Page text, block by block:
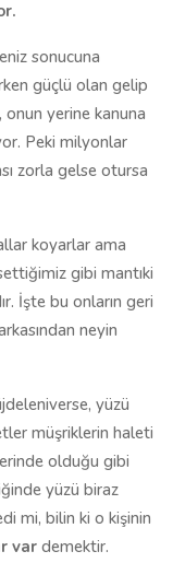
sonucuna
güçlü olan gelip
yerine kanuna
Peki milyonlar
zorla gelse otursa
koyarlar ama
gibi mantıki
İşte bu onların geri
neyin
yüzü
müşriklerin haleti
olduğu gibi
yüzü biraz
mi, bilin ki o kişinin
vardemektir.